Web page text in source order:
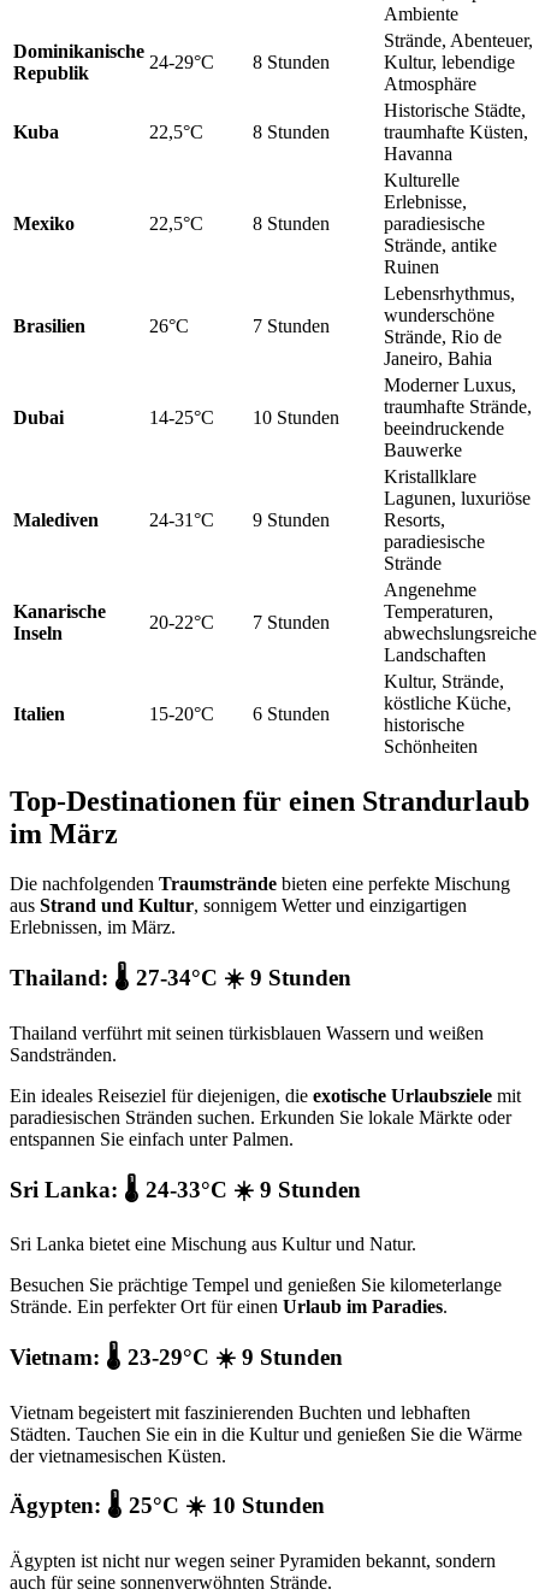
Ambiente
Dominikanische
Republik
24-29°C 8 Stunden
Strände, Abenteuer,
Kultur, lebendige
Atmosphäre
Kuba 22,5°C 8 Stunden
Historische Städte,
traumhafte Küsten,
Havanna
Mexiko 22,5°C 8 Stunden
Kulturelle
Erlebnisse,
paradiesische
Strände, antike
Ruinen
Brasilien 26°C 7 Stunden
Lebensrhythmus,
wunderschöne
Strände, Rio de
Janeiro, Bahia
Dubai 14-25°C 10 Stunden
Moderner Luxus,
traumhafte Strände,
beeindruckende
Bauwerke
Malediven 24-31°C 9 Stunden
Kristallklare
Lagunen, luxuriöse
Resorts,
paradiesische
Strände
Kanarische
Inseln
20-22°C 7 Stunden
Angenehme
Temperaturen,
abwechslungsreiche
Landschaften
Italien 15-20°C 6 Stunden
Kultur, Strände,
köstliche Küche,
historische
Schönheiten
Top-Destinationen für einen Strandurlaub
im März
Die nachfolgenden Traumstrände bieten eine perfekte Mischung
aus Strand und Kultur, sonnigem Wetter und einzigartigen
Erlebnissen, im März.
Thailand: 🌡️ 27-34°C ☀️ 9 Stunden
Thailand verführt mit seinen türkisblauen Wassern und weißen
Sandstränden.
Ein ideales Reiseziel für diejenigen, die exotische Urlaubsziele mit
paradiesischen Stränden suchen. Erkunden Sie lokale Märkte oder
entspannen Sie einfach unter Palmen.
Sri Lanka: 🌡️ 24-33°C ☀️ 9 Stunden
Sri Lanka bietet eine Mischung aus Kultur und Natur.
Besuchen Sie prächtige Tempel und genießen Sie kilometerlange
Strände. Ein perfekter Ort für einen Urlaub im Paradies.
Vietnam: 🌡️ 23-29°C ☀️ 9 Stunden
Vietnam begeistert mit faszinierenden Buchten und lebhaften
Städten. Tauchen Sie ein in die Kultur und genießen Sie die Wärme
der vietnamesischen Küsten.
Ägypten: 🌡️ 25°C ☀️ 10 Stunden
Ägypten ist nicht nur wegen seiner Pyramiden bekannt, sondern
auch für seine sonnenverwöhnten Strände.